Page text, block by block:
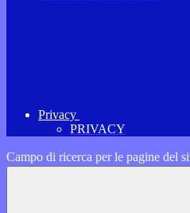
Privacy
PRIVACY
Campo di ricerca per le pagine del